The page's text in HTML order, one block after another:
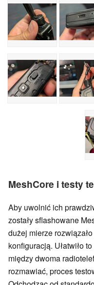
MeshCore i testy
Aby uwolnić ich
zostały sflashowane
dużej mierze
konfiguracją. Ułatwiło
między dwoma
rozmawiać, proces